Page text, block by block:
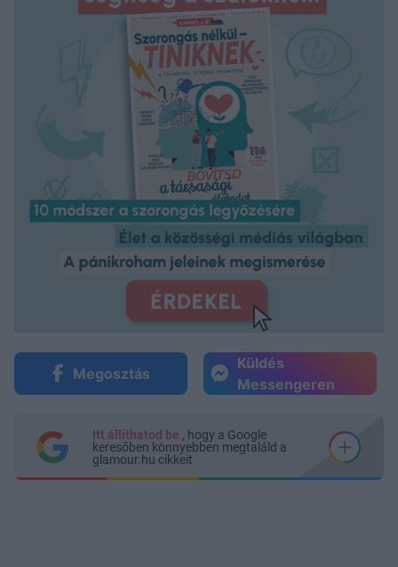
Megosztás
Küldés
Messengeren
Itt állíthatod be , hogy a Google
keresőben könnyebben megtaláld a
glamour.hu cikkeit